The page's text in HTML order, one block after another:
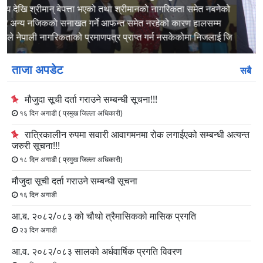
ताजा अपडेट सबै
मौजुदा सूची दर्ता गराउने सम्बन्धी सूचना!!!
१६ दिन अगाडी ( प्रमुख जिल्ला अधिकारी)
रात्रिकालीन रुपमा सवारी आवागमनमा रोक लगाईएको सम्बन्धी अत्यन्त
जरुरी सूचना!!!
१८ दिन अगाडी ( प्रमुख जिल्ला अधिकारी)
मौजुदा सूची दर्ता गराउने सम्बन्धी सूचना
१६ दिन अगाडी
आ.ब. २०८२/०८३ को चौथो त्रैमासिकको मासिक प्रगति
२३ दिन अगाडी
आ.व. २०८२/०८३ सालको अर्धवार्षिक प्रगति विवरण